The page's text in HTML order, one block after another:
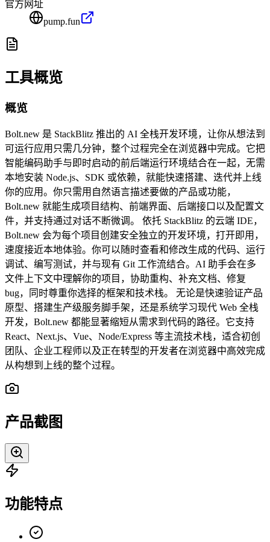
官方网址
pump.fun
工具概览
概览
Bolt.new 是 StackBlitz 推出的 AI 全栈开发环境，让你从想法到
可运行应用只需几分钟，整个过程完全在浏览器中完成。它把
智能编码助手与即时启动的前后端运行环境结合在一起，无需
本地安装 Node.js、SDK 或依赖，就能快速搭建、迭代并上线
你的应用。你只需用自然语言描述要做的产品或功能，
Bolt.new 就能生成项目结构、前端界面、后端接口以及配置文
件，并支持通过对话不断微调。 依托 StackBlitz 的云端 IDE，
Bolt.new 会为每个项目创建安全独立的开发环境，打开即用，
速度接近本地体验。你可以随时查看和修改生成的代码、运行
调试、编写测试，并与现有 Git 工作流结合。AI 助手会在多
文件上下文中理解你的项目，协助重构、补充文档、修复
bug，同时尊重你选择的框架和技术栈。 无论是快速验证产品
原型、搭建生产级服务脚手架，还是系统学习现代 Web 全栈
开发，Bolt.new 都能显著缩短从需求到代码的路径。它支持
React、Next.js、Vue、Node/Express 等主流技术栈，适合初创
团队、企业工程师以及正在转型的开发者在浏览器中高效完成
从构想到上线的整个过程。
产品截图
功能特点